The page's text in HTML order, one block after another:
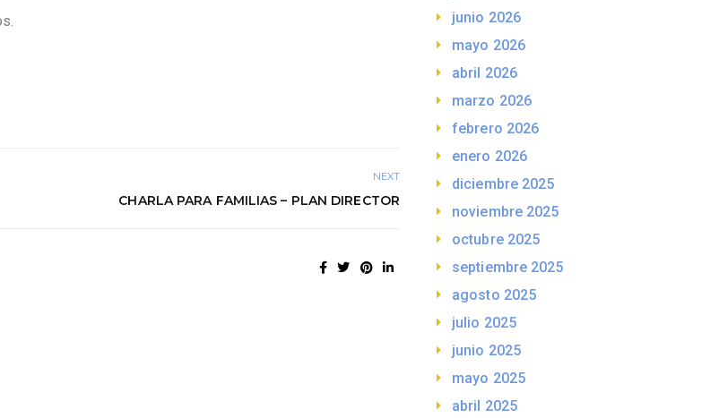
NEXT
CHARLA PARA FAMILIAS – PLAN DIRECTOR
junio 2026
mayo 2026
abril 2026
marzo 2026
febrero 2026
enero 2026
diciembre 2025
noviembre 2025
octubre 2025
septiembre 2025
agosto 2025
julio 2025
junio 2025
mayo 2025
abril 2025